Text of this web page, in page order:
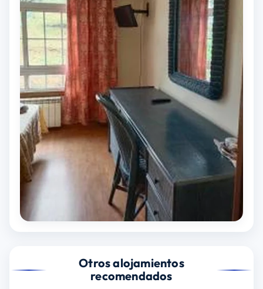
Otros alojamientos
recomendados